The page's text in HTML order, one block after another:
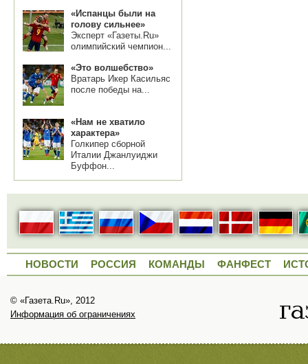
«Испанцы были на
голову сильнее»
Эксперт «Газеты.Ru»
олимпийский чемпион...
«Это волшебство»
Вратарь Икер Касильяс
после победы на...
«Нам не хватило
характера»
Голкипер сборной
Италии Джанлуиджи
Буффон...
НОВОСТИ РОССИЯ КОМАНДЫ ФАНФЕСТ
© «Газета.Ru», 2012
Информация об ограничениях